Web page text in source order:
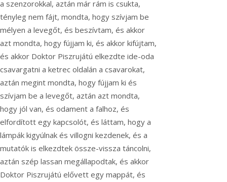
a szenzorokkal, aztán már rám is csukta,
tényleg nem fájt, mondta, hogy szívjam be
mélyen a levegőt, és beszívtam, és akkor
azt mondta, hogy fújjam ki, és akkor kifújtam,
és akkor Doktor Piszrujátú elkezdte ide-oda
csavargatni a ketrec oldalán a csavarokat,
aztán megint mondta, hogy fújjam ki és
szívjam be a levegőt, aztán azt mondta,
hogy jól van, és odament a falhoz, és
elfordított egy kapcsolót, és láttam, hogy a
lámpák kigyúlnak és villogni kezdenek, és a
mutatók is elkezdtek össze-vissza táncolni,
aztán szép lassan megállapodtak, és akkor
Doktor Piszrujátú elővett egy mappát, és